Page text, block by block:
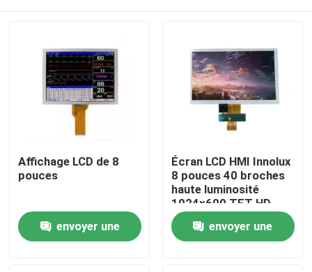
Accueil
Produits
Affichage LCD de 8
pouces
envoyer une
Écran LCD HMI Innolux
8 pouces 40 broches
haute luminosité
1024x600 TFT HD
Interface FPC pour
tablette PCenvoyer une